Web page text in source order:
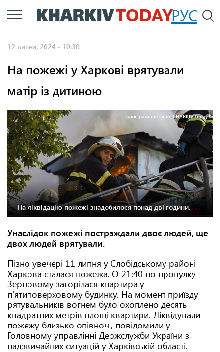
Перейти
до
РУС
12 липня, 2024 - 10:30
На пожежі у Харкові врятували
матір із дитиною
Ілюстративне фото: KHARKIV Today
На ліквідацію пожежі знадобилося понад дві години.
Унаслідок пожежі постраждали двоє людей, ще
двох людей врятували.
Пізно увечері 11 липня у Слобідському районі
Харкова сталася пожежа. О 21:40 по провулку
Зерновому загорілася квартира у
п'ятиповерховому будинку. На момент приїзду
рятувальників вогнем було охоплено десять
квадратних метрів площі квартири. Ліквідували
пожежу близько опівночі, повідомили у
Головному управлінні Держслужби України з
надзвичайних ситуацій у Харківській області.